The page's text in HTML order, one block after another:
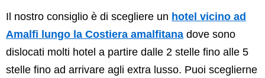
Il nostro consiglio è di scegliere un hotel vicino ad
Amalfi lungo la Costiera amalfitana dove sono
dislocati molti hotel a partire dalle 2 stelle fino alle 5
stelle fino ad arrivare agli extra lusso. Puoi sceglierne